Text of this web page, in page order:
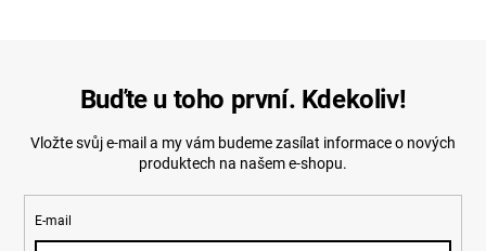
Buďte u toho první. Kdekoliv!
Vložte svůj e-mail a my vám budeme zasílat informace o nových
produktech na našem e-shopu.
E-mail